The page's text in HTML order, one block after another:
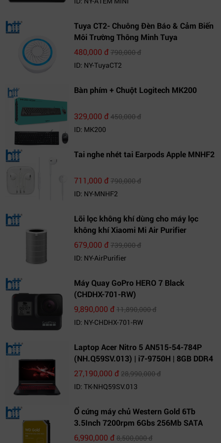
Tuya CT2- Chuông Đèn Báo & Cảm Biến
Môi Trường Thông Minh Tuya
480,000 đ790,000 đ
ID: NY-TuyaCT2
Bàn phím + Chuột Logitech MK200
329,000 đ450,000 đ
ID: MK200
Tai nghe nhét tai Earpods Apple MNHF2
711,000 đ790,000 đ
ID: NY-MNHF2
Lõi lọc không khí dùng cho máy lọc
không khí Xiaomi Mi Air Purifier
679,000 đ739,000 đ
ID: NY-AirPurifier
Máy Quay GoPro HERO 7 Black
(CHDHX-701-RW)
9,890,000 đ11,890,000 đ
ID: NY-CHDHX-701-RW
Laptop Acer Nitro 5 AN515-54-784P
(NH.Q59SV.013) | i7-9750H | 8GB DDR4
| 1TB HDD | GeForce GTX 1650 4GB |
27,190,000 đ28,990,000 đ
ID: TK-NHQ59SV.013
Ổ cứng máy chủ Western Gold 6Tb
3.5Inch 7200rpm 6Gbs 256Mb SATA
(WD6003FRYZ)
6,990,000 đ8,500,000 đ